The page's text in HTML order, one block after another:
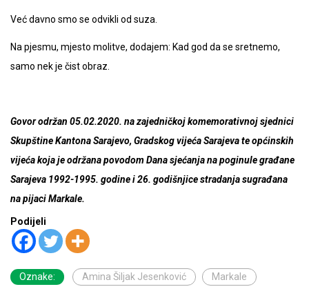
Već davno smo se odvikli od suza.
Na pjesmu, mjesto molitve, dodajem: Kad god da se sretnemo,
samo nek je čist obraz.
Govor održan 05.02.2020. nazajedničkoj komemorativnoj sjednici
Skupštine Kantona Sarajevo, Gradskog vijeća Sarajeva te općinskih
vijeća koja je održana povodom Dana sjećanja na poginule građane
Sarajeva 1992-1995. godine i 26. godišnjice stradanja sugrađana
na pijaci Markale.
Podijeli
Oznake: Amina Šiljak Jesenković Markale